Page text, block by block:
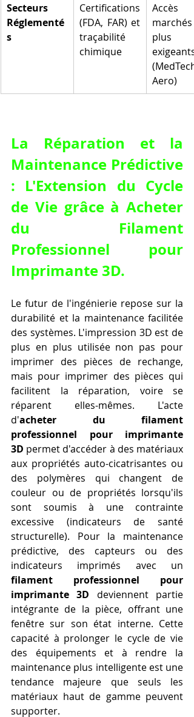
Secteurs
Réglementé
s
Certifications
(FDA, FAR) et
traçabilité
chimique
Accès
marchés
plus
exigeants
(MedTech,
Aero)
La Réparation et la
Maintenance Prédictive
: L'Extension du Cycle
de Vie grâce à Acheter
du Filament
Professionnel pour
Imprimante 3D.
Le futur de l'ingénierie repose sur la
durabilité et la maintenance facilitée
des systèmes. L'impression 3D est de
plus en plus utilisée non pas pour
imprimer des pièces de rechange,
mais pour imprimer des pièces qui
facilitent la réparation, voire se
réparent elles-mêmes. L'acte
d'acheter du filament
professionnel pour imprimante
3D permet d'accéder à des matériaux
aux propriétés auto-cicatrisantes ou
des polymères qui changent de
couleur ou de propriétés lorsqu'ils
sont soumis à une contrainte
excessive (indicateurs de santé
structurelle). Pour la maintenance
prédictive, des capteurs ou des
filament professionnel pour
imprimante 3D deviennent partie
intégrante de la pièce, offrant une
fenêtre sur son état interne. Cette
capacité à prolonger le cycle de vie
des équipements et à rendre la
maintenance plus intelligente est une
tendance majeure que seuls les
matériaux haut de gamme peuvent
supporter.